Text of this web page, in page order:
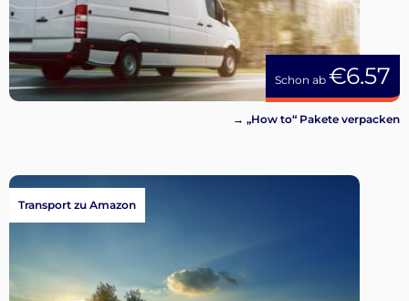
Schon ab €6.57
→ „How to“ Pakete verpacken
Transport zu Amazon